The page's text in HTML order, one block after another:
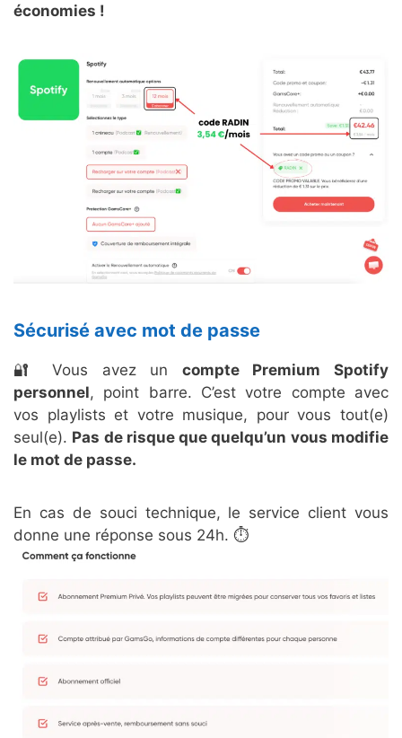
économies !
Sécurisé avec mot de passe
🔐 Vous avez un compte Premium Spotify
personnel, point barre. C’est votre compte avec
vos playlists et votre musique, pour vous tout(e)
seul(e). Pas de risque que quelqu’un vous modifie
le mot de passe.
En cas de souci technique, le service client vous
donne une réponse sous 24h. ⏱️